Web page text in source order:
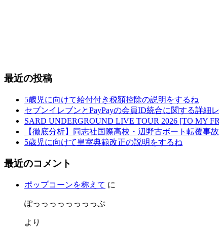
最近の投稿
5歳児に向けて給付付き税額控除の説明をするね
セブンイレブンとPayPayの会員ID統合に関する詳細
SARD UNDERGROUND LIVE TOUR 2026 [TO MY
【徹底分析】同志社国際高校・辺野古ボート転覆事
5歳児に向けて皇室典範改正の説明をするね
最近のコメント
ポップコーンを称えて に
ぽっっっっっっっっぷ
より